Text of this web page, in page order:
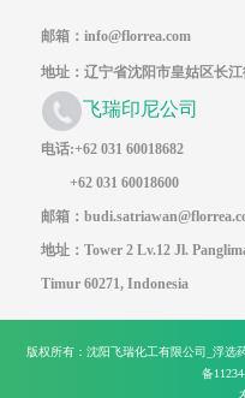
邮箱：info@florrea.com
地址：辽宁省沈阳市皇姑区长
飞瑞印尼公司
电话:+62 031 60018682
+62 031 60018600
邮箱：
地址：Tower 2 Lv.12 Jl.
Timur 60271, Indonesia
版权所有：沈阳飞瑞化工有限公司_浮
备